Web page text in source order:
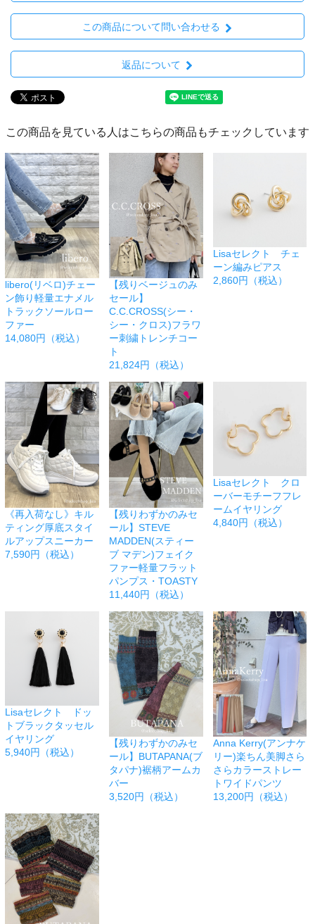
この商品について問い合わせる
返品について
この商品を見ている人はこちらの商品もチェックしています
libero(リベロ)チェー
ン飾り軽量エナメル
トラックソールロー
ファー
14,080円（税込）
【残りベージュのみ
セール】
C.C.CROSS(シー・
シー・クロス)フラワ
ー刺繍トレンチコー
ト
21,824円（税込）
Lisaセレクト チェ
ーン編みピアス
2,860円（税込）
《再入荷なし》キル
ティング厚底スタイ
ルアップスニーカー
7,590円（税込）
【残りわずかのみセ
ール】STEVE
MADDEN(スティー
ブ マデン)フェイク
ファー軽量フラット
パンプス・TOASTY
11,440円（税込）
Lisaセレクト クロ
ーバーモチーフフレ
ームイヤリング
4,840円（税込）
Lisaセレクト ドッ
トブラックタッセル
イヤリング
5,940円（税込）
【残りわずかのみセ
ール】BUTAPANA(ブ
タパナ)裾柄アームカ
バー
3,520円（税込）
Anna Kerry(アンナケ
リー)楽ちん美脚さら
さらカラーストレー
トワイドパンツ
13,200円（税込）